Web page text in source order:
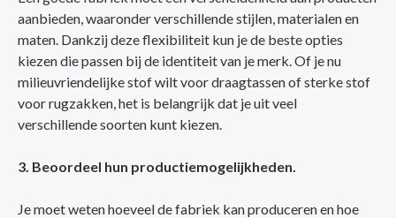
aanbieden, waaronder verschillende stijlen, materialen en
maten. Dankzij deze flexibiliteit kun je de beste opties
kiezen die passen bij de identiteit van je merk. Of je nu
milieuvriendelijke stof wilt voor draagtassen of sterke stof
voor rugzakken, het is belangrijk dat je uit veel
verschillende soorten kunt kiezen.
3. Beoordeel hun productiemogelijkheden.
Je moet weten hoeveel de fabriek kan produceren en hoe